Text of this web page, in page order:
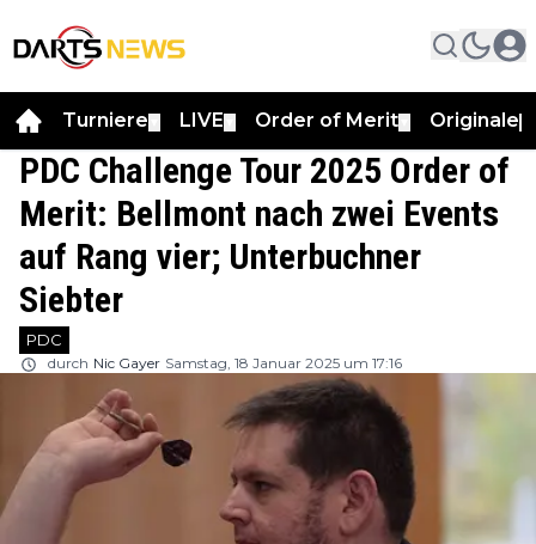
Turniere LIVE Order of Merit Originale
PDC Challenge Tour 2025 Order of
Merit: Bellmont nach zwei Events
auf Rang vier; Unterbuchner
Siebter
PDC
durch Nic Gayer Samstag, 18 Januar 2025 um 17:16